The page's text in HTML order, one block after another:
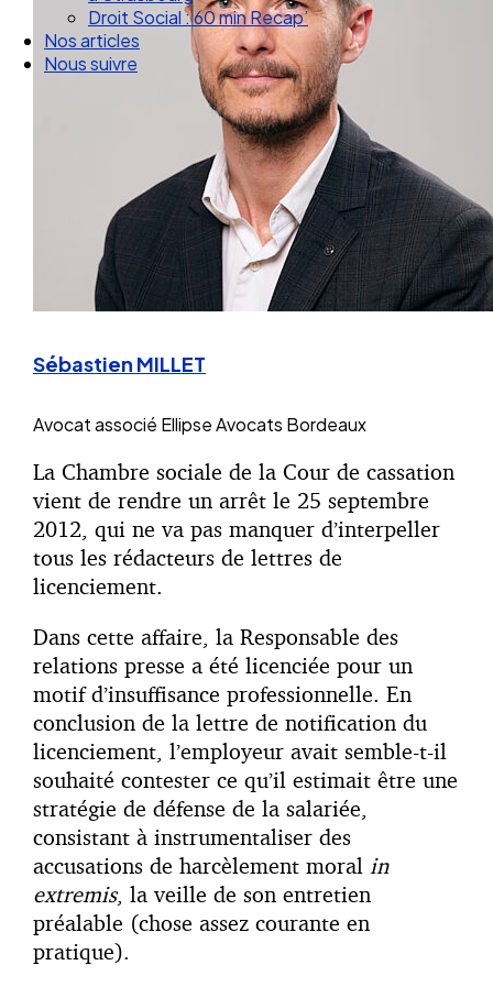
Droit Social : 60 min Recap’
Nos articles
Nous suivre
Sébastien MILLET
Avocat associé Ellipse Avocats Bordeaux
La Chambre sociale de la Cour de cassation
vient de rendre un arrêt le 25 septembre
2012, qui ne va pas manquer d’interpeller
tous les rédacteurs de lettres de
licenciement.
Dans cette affaire, la Responsable des
relations presse a été licenciée pour un
motif d’insuffisance professionnelle. En
conclusion de la lettre de notification du
licenciement, l’employeur avait semble-t-il
souhaité contester ce qu’il estimait être une
stratégie de défense de la salariée,
consistant à instrumentaliser des
accusations de harcèlement moral in
extremis, la veille de son entretien
préalable (chose assez courante en
pratique).